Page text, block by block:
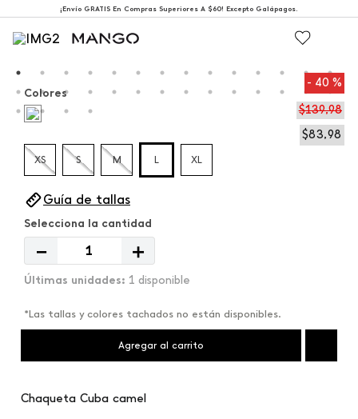
¡Envío GRATIS En Compras Superiores A $60! Excepto Galápagos.
40 %
$139,98
$83,98
Colores
XS S M L XL
Guía de tallas
＋
－
1 disponible
*Las tallas y colores tachados no están disponibles.
Agregar al carrito
Chaqueta Cuba camel